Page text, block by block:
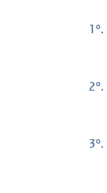
1°.
2°.
3°.